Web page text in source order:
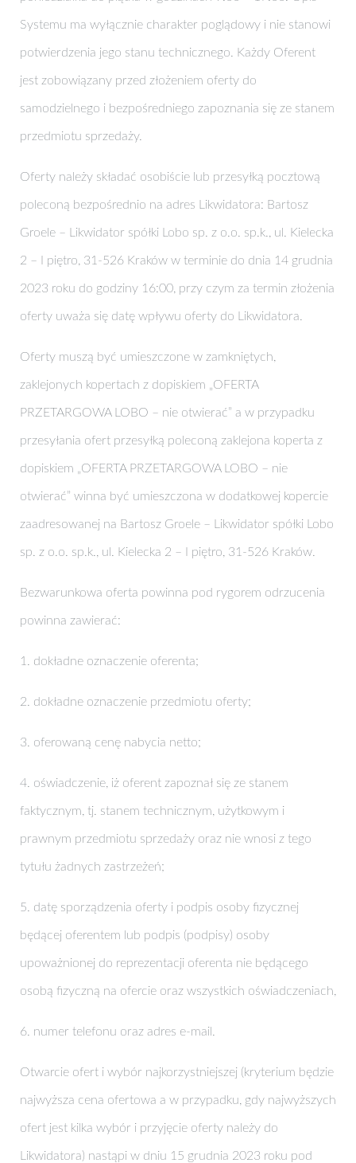
Systemu ma wyłącznie charakter poglądowy i nie stanowi
potwierdzenia jego stanu technicznego. Każdy Oferent
jest zobowiązany przed złożeniem oferty do
samodzielnego i bezpośredniego zapoznania się ze stanem
przedmiotu sprzedaży.
Oferty należy składać osobiście lub przesyłką pocztową
poleconą bezpośrednio na adres Likwidatora: Bartosz
Groele – Likwidator spółki Lobo sp. z o.o. sp.k., ul. Kielecka
2 – I piętro, 31-526 Kraków w terminie do dnia 14 grudnia
2023 roku do godziny 16:00, przy czym za termin złożenia
oferty uważa się datę wpływu oferty do Likwidatora.
Oferty muszą być umieszczone w zamkniętych,
zaklejonych kopertach z dopiskiem „OFERTA
PRZETARGOWA LOBO – nie otwierać” a w przypadku
przesyłania ofert przesyłką poleconą zaklejona koperta z
dopiskiem „OFERTA PRZETARGOWA LOBO – nie
otwierać” winna być umieszczona w dodatkowej kopercie
zaadresowanej na Bartosz Groele – Likwidator spółki Lobo
sp. z o.o. sp.k., ul. Kielecka 2 – I piętro, 31-526 Kraków.
Bezwarunkowa oferta powinna pod rygorem odrzucenia
powinna zawierać:
1. dokładne oznaczenie oferenta;
2. dokładne oznaczenie przedmiotu oferty;
3. oferowaną cenę nabycia netto;
4. oświadczenie, iż oferent zapoznał się ze stanem
faktycznym, tj. stanem technicznym, użytkowym i
prawnym przedmiotu sprzedaży oraz nie wnosi z tego
tytułu żadnych zastrzeżeń;
5. datę sporządzenia oferty i podpis osoby fizycznej
będącej oferentem lub podpis (podpisy) osoby
upoważnionej do reprezentacji oferenta nie będącego
osobą fizyczną na ofercie oraz wszystkich oświadczeniach,
6. numer telefonu oraz adres e-mail.
Otwarcie ofert i wybór najkorzystniejszej (kryterium będzie
najwyższa cena ofertowa a w przypadku, gdy najwyższych
ofert jest kilka wybór i przyjęcie oferty należy do
Likwidatora) nastąpi w dniu 15 grudnia 2023 roku pod